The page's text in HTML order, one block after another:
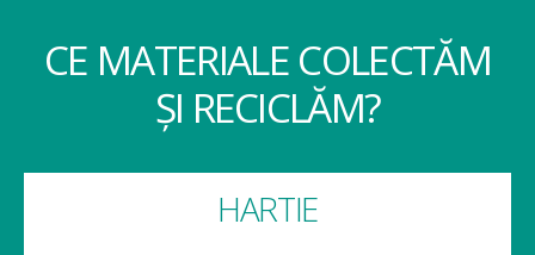
CE MATERIALE COLECTĂM
ȘI RECICLĂM?
HARTIE